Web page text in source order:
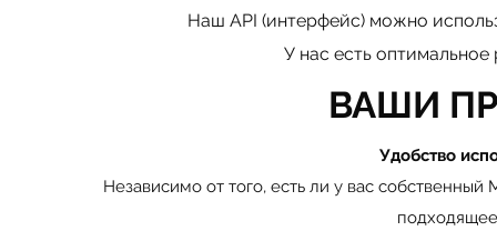
Наш API (интерфейс) можно
У нас есть
ВАШИ
Удобство
Независимо от того, есть ли у вас